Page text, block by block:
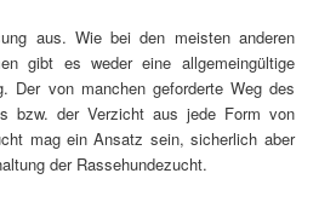
aus. Wie bei den meisten anderen
gibt es weder eine allgemeingültige
Der von manchen geforderte Weg des
bzw. der Verzicht aus jede Form von
mag ein Ansatz sein, sicherlich aber
der Rassehundezucht.